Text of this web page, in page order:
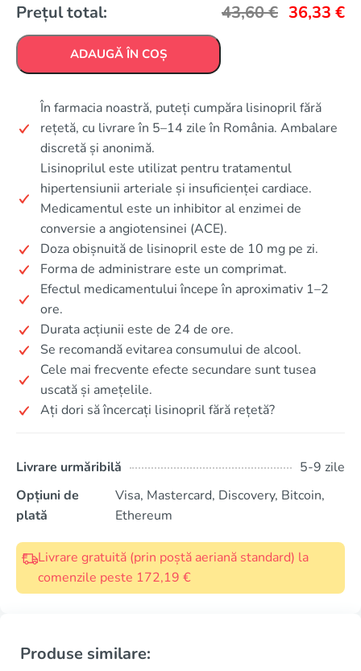
Prețul total: 43,60€ 36,33 €
ADAUGĂ ÎN COȘ
În farmacia noastră, puteți cumpăra lisinopril fără
rețetă, cu livrare în 5–14 zile în România. Ambalare
discretă și anonimă.
Lisinoprilul este utilizat pentru tratamentul
hipertensiunii arteriale și insuficienței cardiace.
Medicamentul este un inhibitor al enzimei de
conversie a angiotensinei (ACE).
Doza obișnuită de lisinopril este de 10 mg pe zi.
Forma de administrare este un comprimat.
Efectul medicamentului începe în aproximativ 1–2
ore.
Durata acțiunii este de 24 de ore.
Se recomandă evitarea consumului de alcool.
Cele mai frecvente efecte secundare sunt tusea
uscată și amețelile.
Ați dori să încercați lisinopril fără rețetă?
Livrare urmăribilă
5-9 zile
Opțiuni de
plată
Visa, Mastercard, Discovery, Bitcoin,
Ethereum
Livrare gratuită (prin poștă aeriană standard) la
comenzile peste 172,19 €
Produse similare: